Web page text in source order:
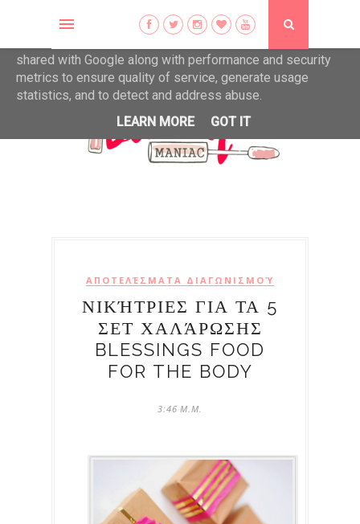
ΑΠΟΤΕΛΈΣΜΑΤΑ ΔΙΑΓΩΝΙΣΜΟΎ
ΝΙΚΉΤΡΙΕΣ ΓΙΑ ΤΑ 5
ΣΕΤ ΧΑΛΆΡΩΣΗΣ
BLESSINGS FOOD
FOR THE BODY
3:46 Μ.Μ.
This site uses cookies from Google to deliver its services
shared with Google along with performance and security
metrics to ensure quality of service, generate usage
statistics, and to detect and address abuse.
LEARN MORE
GOT IT